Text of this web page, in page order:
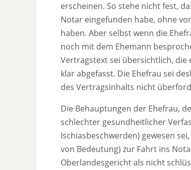
erscheinen. So stehe nicht fest,
Notar eingefunden habe, ohne
haben. Aber selbst wenn die
noch mit dem Ehemann
Vertragstext sei übersichtlich,
klar abgefasst. Die Ehefrau sei
des Vertragsinhalts nicht
Die Behauptungen der Ehefrau,
schlechter gesundheitlicher
Ischiasbeschwerden) gewesen
von Bedeutung) zur Fahrt ins
Oberlandesgericht als nicht